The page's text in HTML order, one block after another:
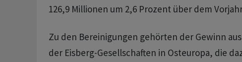
126,9 Millionen um 2,6 Prozent über dem
Zu den Bereinigungen gehörten der Gewinn
der Eisberg-Gesellschaften in Osteuropa, die